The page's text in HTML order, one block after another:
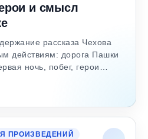
и смысл
рассказа Чехова
действиям: дорога Пашки
ночь, побег, герои…
ПРОИЗВЕДЕНИЙ